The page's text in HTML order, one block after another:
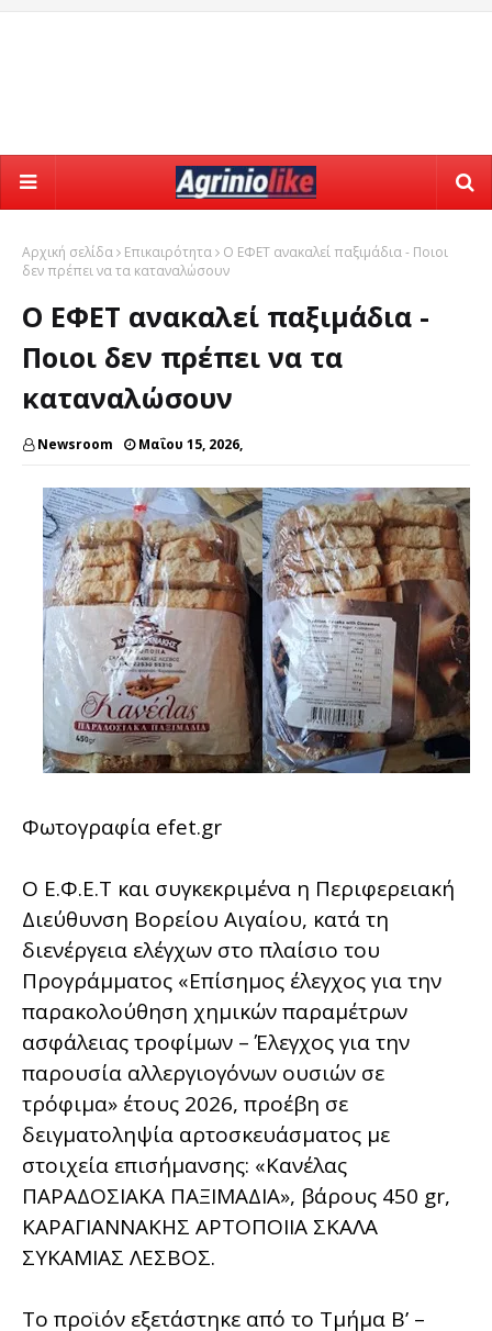
Αρχική σελίδα Επικαιρότητα
Ο ΕΦΕΤ ανακαλεί παξιμάδια - Ποιοι
δεν πρέπει να τα καταναλώσουν
Ο ΕΦΕΤ ανακαλεί παξιμάδια -
Ποιοι δεν πρέπει να τα
καταναλώσουν
Newsroom Μαΐου 15, 2026,
Φωτογραφία efet.gr
Ο Ε.Φ.Ε.Τ και συγκεκριμένα η Περιφερειακή
Διεύθυνση Βορείου Αιγαίου, κατά τη
διενέργεια ελέγχων στο πλαίσιο του
Προγράμματος «Επίσημος έλεγχος για την
παρακολούθηση χημικών παραμέτρων
ασφάλειας τροφίμων – Έλεγχος για την
παρουσία αλλεργιογόνων ουσιών σε
τρόφιμα» έτους 2026, προέβη σε
δειγματοληψία αρτοσκευάσματος με
στοιχεία επισήμανσης: «Κανέλας
ΠΑΡΑΔΟΣΙΑΚΑ ΠΑΞΙΜΑΔΙΑ», βάρους 450 gr,
ΚΑΡΑΓΙΑΝΝΑΚΗΣ ΑΡΤΟΠΟΙΙΑ ΣΚΑΛΑ
ΣΥΚΑΜΙΑΣ ΛΕΣΒΟΣ.
Το προϊόν εξετάστηκε από το Τμήμα B’ –